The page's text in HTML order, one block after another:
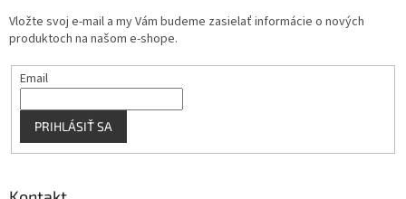
Vložte svoj e-mail a my Vám budeme zasielať informácie o nových
produktoch na našom e-shope.
Email
PRIHLÁSIŤ SA